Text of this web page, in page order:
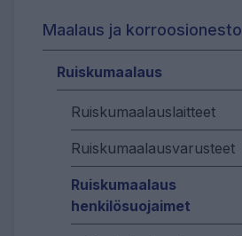
Maalaus ja korroosionesto
Ruiskumaalaus
Ruiskumaalauslaitteet
Ruiskumaalausvarusteet
Ruiskumaalaus
henkilösuojaimet